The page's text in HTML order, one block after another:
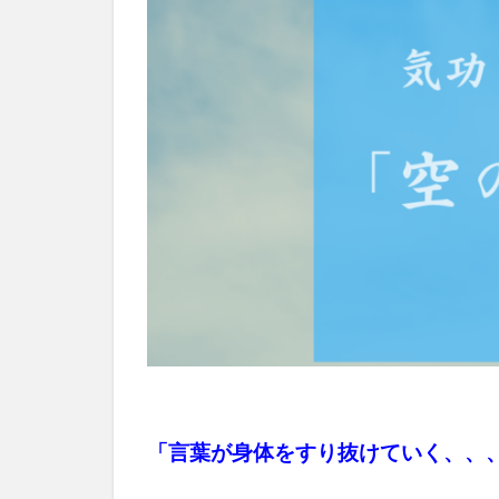
「言葉が身体をすり抜けていく、、